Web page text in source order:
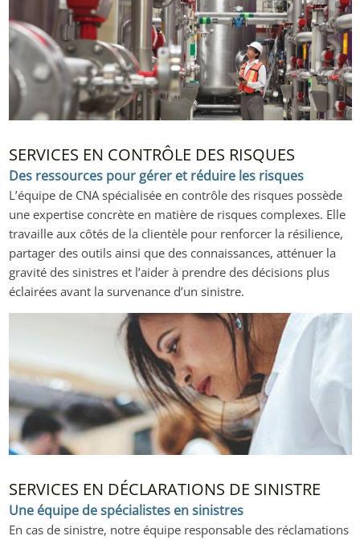
SERVICES EN CONTRÔLE DES RISQUES
Des ressources pour gérer et réduire les risques
L’équipe de CNA spécialisée en contrôle des risques possède
une expertise concrète en matière de risques complexes. Elle
travaille aux côtés de la clientèle pour renforcer la résilience,
partager des outils ainsi que des connaissances, atténuer la
gravité des sinistres et l’aider à prendre des décisions plus
éclairées avant la survenance d’un sinistre.
SERVICES EN DÉCLARATIONS DE SINISTRE
Une équipe de spécialistes en sinistres
En cas de sinistre, notre équipe responsable des réclamations